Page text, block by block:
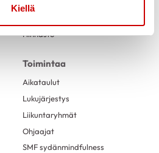
Kiellä
Hinnasto
Toimintaa
Aikataulut
Lukujärjestys
Liikuntaryhmät
Ohjaajat
SMF sydänmindfulness